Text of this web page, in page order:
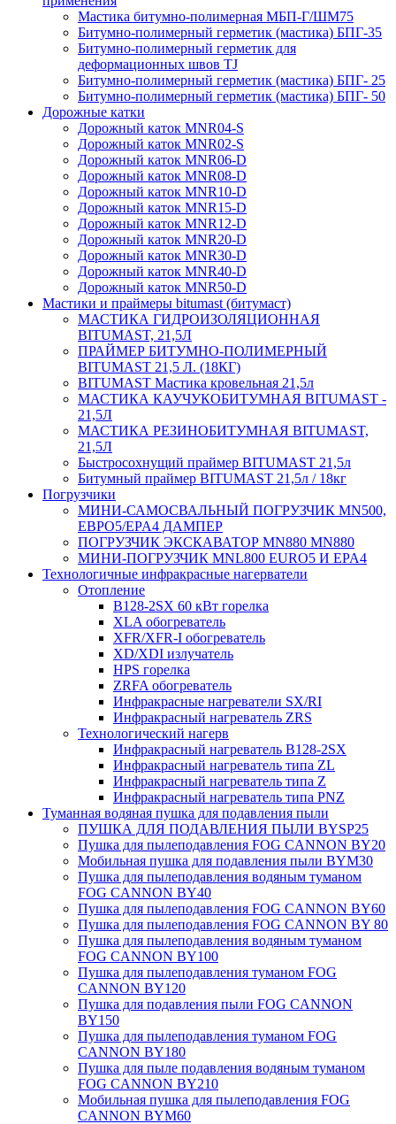
Мастика битумно-полимерная МБП-Г/ШМ75
Битумно-полимерный герметик (мастика) БПГ-35
Битумно-полимерный герметик для
деформационных швов TJ
Битумно-полимерный герметик (мастика) БПГ- 25
Битумно-полимерный герметик (мастика) БПГ- 50
Дорожные катки
Дорожный каток MNR04-S
Дорожный каток MNR02-S
Дорожный каток MNR06-D
Дорожный каток MNR08-D
Дорожный каток MNR10-D
Дорожный каток MNR15-D
Дорожный каток MNR12-D
Дорожный каток MNR20-D
Дорожный каток MNR30-D
Дорожный каток MNR40-D
Дорожный каток MNR50-D
Мастики и праймеры bitumast (битумаст)
МАСТИКА ГИДРОИЗОЛЯЦИОННАЯ
BITUMAST, 21,5Л
ПРАЙМЕР БИТУМНО-ПОЛИМЕРНЫЙ
BITUMAST 21,5 Л. (18КГ)
BITUMAST Мастика кровельная 21,5л
МАСТИКА КАУЧУКОБИТУМНАЯ BITUMAST -
21,5Л
МАСТИКА РЕЗИНОБИТУМНАЯ BITUMAST,
21,5Л
Быстросохнущий праймер BITUMAST 21,5л
Битумный праймер BITUMAST 21,5л / 18кг
Погрузчики
МИНИ-САМОСВАЛЬНЫЙ ПОГРУЗЧИК MN500,
ЕВРО5/EPA4 ДАМПЕР
ПОГРУЗЧИК ЭКСКАВАТОР MN880 MN880
МИНИ-ПОГРУЗЧИК MNL800 EURO5 И EPA4
Технологичные инфракрасные нагерватели
Отопление
B128-2SX 60 кВт горелка
XLA обогреватель
XFR/XFR-I обогреватель
XD/XDI излучатель
HPS горелка
ZRFA обогреватель
Инфракрасные нагреватели SX/RI
Инфракрасный нагреватель ZRS
Технологический нагерв
Инфракрасный нагреватель B128-2SX
Инфракрасный нагреватель типа ZL
Инфракрасный нагреватель типа Z
Инфракрасный нагреватель типа PNZ
Туманная водяная пушка для подавления пыли
ПУШКА ДЛЯ ПОДАВЛЕНИЯ ПЫЛИ BYSP25
Пушка для пылеподавления FOG CANNON BY20
Мобильная пушка для подавления пыли BYM30
Пушка для пылеподавления водяным туманом
FOG CANNON BY40
Пушка для пылеподавления FOG CANNON BY60
Пушка для пылеподавления FOG CANNON BY 80
Пушка для пылеподавления водяным туманом
FOG CANNON BY100
Пушка для пылеподавления туманом FOG
CANNON BY120
Пушка для подавления пыли FOG CANNON
BY150
Пушка для пылеподавления туманом FOG
CANNON BY180
Пушка для пыле подавления водяным туманом
FOG CANNON BY210
Мобильная пушка для пылеподавления FOG
CANNON BYM60